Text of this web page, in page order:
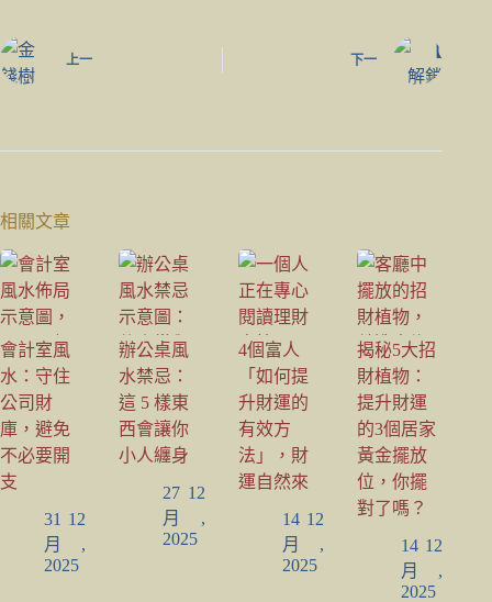
上一 下一
相關文章
會計室風
水：守住
公司財
庫，避免
不必要開
支
31 12
月,
2025
辦公桌風
水禁忌：
這 5 樣東
西會讓你
小人纏身
27 12
月,
2025
4個富人
「如何提
升財運的
有效方
法」，財
運自然來
14 12
月,
2025
揭秘5大招
財植物：
提升財運
的3個居家
黃金擺放
位，你擺
對了嗎？
14 12
月,
2025